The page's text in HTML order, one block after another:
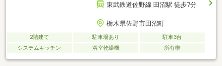
東武鉄道佐野線 田沼駅 徒歩7分
栃木県佐野市田沼町
2階建て 駐車場あり
駐車3台
システムキッチン
浴室乾燥機 所有権